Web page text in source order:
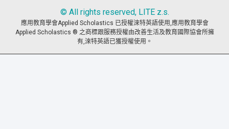
© All rights reserved, LITE z.s.
應用教育學會Applied Scholastics 已授權淶特英語使用,應用教育學會
Applied Scholastics ® 之商標跟服務授權由改善生活及教育國際協會所擁
有,淶特英語已獲授權使用。